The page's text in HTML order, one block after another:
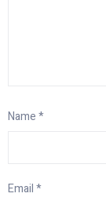
Name*
Email*